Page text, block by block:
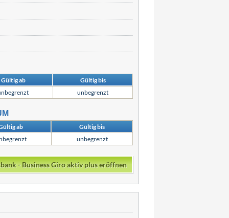
Gültig ab
Gültig bis
unbegrenzt
ab
Gültig bis
unbegrenzt
- Business Giro aktiv plus eröffnen